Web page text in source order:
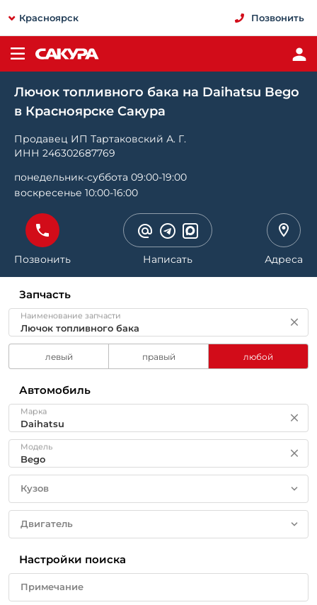
Красноярск Позвонить
Лючок топливного бака на Daihatsu Bego
в Красноярске Сакура
Продавец ИП Тартаковский А. Г.
ИНН 246302687769
понедельник-суббота 09:00-19:00
воскресенье 10:00-16:00
Позвонить Написать Адреса
Запчасть
Наименование запчасти
левый правый любой
Автомобиль
Марка
Модель
Кузов
Двигатель
Настройки поиска
Примечание